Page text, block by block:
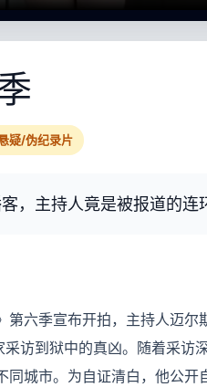
疑/伪纪录片
，主持人竟是被报道的连
第六季宣布开拍，主持人迈
采访到狱中的真凶。随着采
同城市。为自证清白，他公